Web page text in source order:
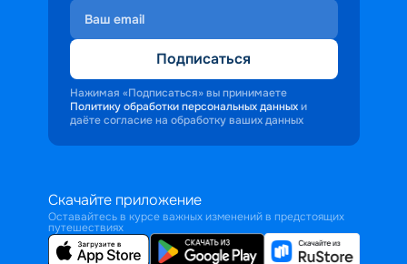
Подписаться
Нажимая «Подписаться» вы принимаете
Политику обработки персональных данных и
даёте согласие на обработку ваших данных
Скачайте приложение
Оставайтесь в курсе важных изменений в предстоящих
путешествиях